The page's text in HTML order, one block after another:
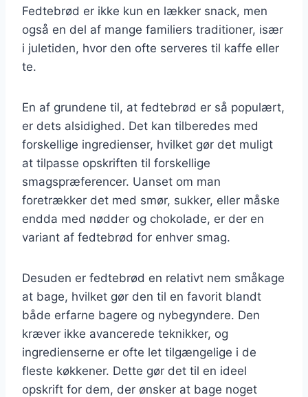
Fedtebrød er ikke kun en lækker snack, men
også en del af mange familiers traditioner, især
i juletiden, hvor den ofte serveres til kaffe eller
te.
En af grundene til, at fedtebrød er så populært,
er dets alsidighed. Det kan tilberedes med
forskellige ingredienser, hvilket gør det muligt
at tilpasse opskriften til forskellige
smagspræferencer. Uanset om man
foretrækker det med smør, sukker, eller måske
endda med nødder og chokolade, er der en
variant af fedtebrød for enhver smag.
Desuden er fedtebrød en relativt nem småkage
at bage, hvilket gør den til en favorit blandt
både erfarne bagere og nybegyndere. Den
kræver ikke avancerede teknikker, og
ingredienserne er ofte let tilgængelige i de
fleste køkkener. Dette gør det til en ideel
opskrift for dem, der ønsker at bage noget